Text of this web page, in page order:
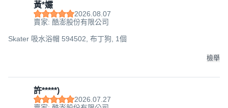
黃*孍
2026.08.07
賣家: 酷澎股份有限公司
Skater 吸水浴帽 594502, 布丁狗, 1個
檢舉
許*****)
2026.07.27